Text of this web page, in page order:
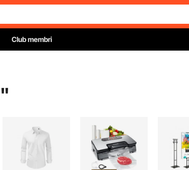
Club membri
"